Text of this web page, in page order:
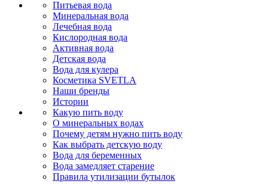
Питьевая вода
Минеральная вода
Лечебная вода
Кислородная вода
Активная вода
Детская вода
Вода для кулера
Косметика SVETLA
Наши бренды
Истории
Какую пить воду
О минеральных водах
Почему детям нужно пить воду
Как выбрать детскую воду
Вода для беременных
Вода замедляет старение
Правила утилизации бутылок